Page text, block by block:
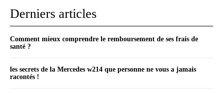
Derniers articles
Comment mieux comprendre le remboursement de ses frais de
santé ?
les secrets de la Mercedes w214 que personne ne vous a jamais
racontés !